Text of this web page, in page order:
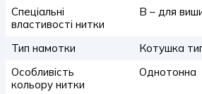
Спеціальні
властивості нитки
B – для
Тип намотки
Котушка
Особливість
кольору нитки
Однотонна